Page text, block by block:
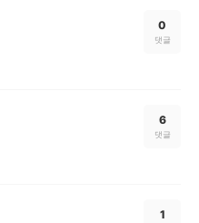
0
댓글
6
댓글
1